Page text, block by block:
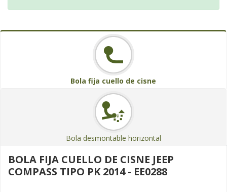
Bola fija cuello de cisne
Bola desmontable horizontal
BOLA FIJA CUELLO DE CISNE JEEP
COMPASS TIPO PK 2014 - EE0288